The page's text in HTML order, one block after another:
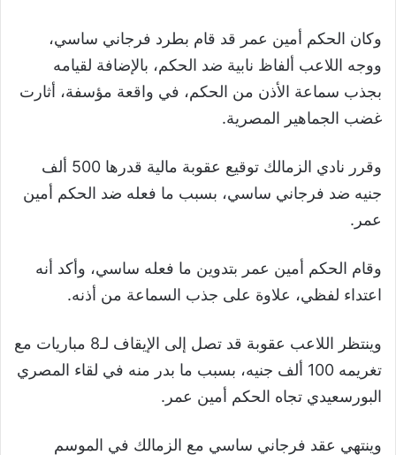
وكان الحكم أمين عمر قد قام بطرد فرجاني ساسي،
ووجه اللاعب ألفاظ نابية ضد الحكم، بالإضافة لقيامه
بجذب سماعة الأذن من الحكم، في واقعة مؤسفة، أثارت
غضب الجماهير المصرية.
وقرر نادي الزمالك توقيع عقوبة مالية قدرها 500 ألف
جنيه ضد فرجاني ساسي، بسبب ما فعله ضد الحكم أمين
عمر.
وقام الحكم أمين عمر بتدوين ما فعله ساسي، وأكد أنه
اعتداء لفظي، علاوة على جذب السماعة من أذنه.
وينتظر اللاعب عقوبة قد تصل إلى الإيقاف لـ8 مباريات مع
تغريمه 100 ألف جنيه، بسبب ما بدر منه في لقاء المصري
البورسعيدي تجاه الحكم أمين عمر.
وينتهي عقد فرجاني ساسي مع الزمالك في الموسم